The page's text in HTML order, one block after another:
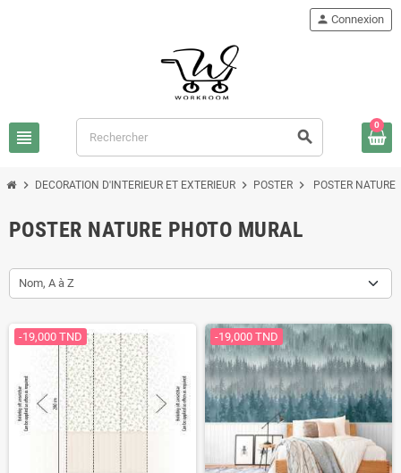
view_headline search
person Connexion
0
chevron_right DECORATION D'INTERIEUR ET EXTERIEUR chevron_right POSTER chevron_right POSTER
POSTER NATURE PHOTO MURAL
Nom, A à Z
-19,000 TND -19,000 TND